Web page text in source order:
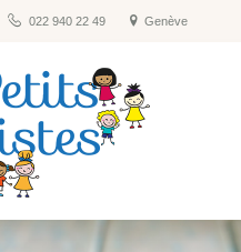
022 940 22 49 Genève